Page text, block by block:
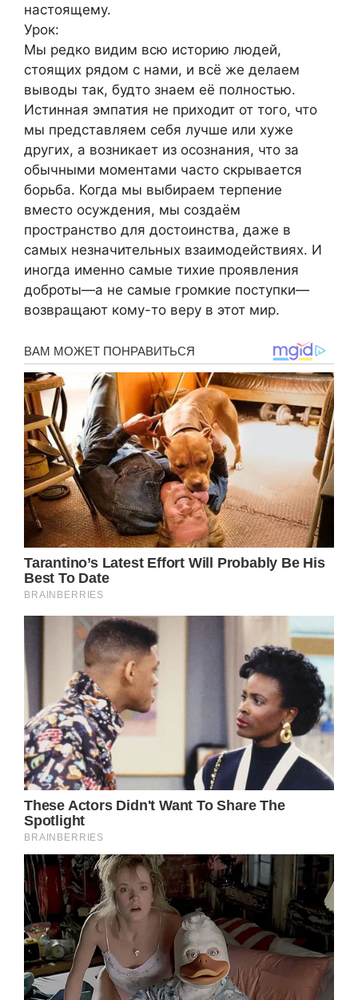
настоящему.
Урок:
Мы редко видим всю историю людей,
стоящих рядом с нами, и всё же делаем
выводы так, будто знаем её полностью.
Истинная эмпатия не приходит от того, что
мы представляем себя лучше или хуже
других, а возникает из осознания, что за
обычными моментами часто скрывается
борьба. Когда мы выбираем терпение
вместо осуждения, мы создаём
пространство для достоинства, даже в
самых незначительных взаимодействиях. И
иногда именно самые тихие проявления
доброты—а не самые громкие поступки—
возвращают кому-то веру в этот мир.